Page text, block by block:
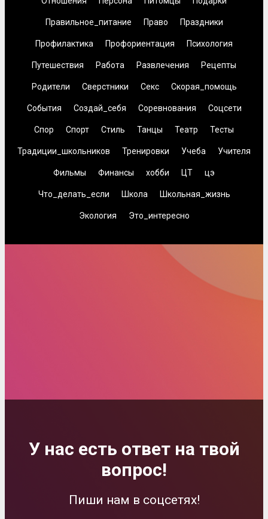
Правильное_питание Право Праздники
Профилактика Профориентация Психология
Путешествия Работа Развлечения Рецепты
Родители Сверстники Секс Скорая_помощь
События Создай_себя Соревнования Соцсети
Спор Спорт Стиль Танцы Театр Тесты
Традиции_школьников Тренировки Учеба Учителя
Фильмы Финансы хобби ЦТ цэ
Что_делать_если Школа Школьная_жизнь
Экология Это_интересно
У нас есть ответ на твой
вопрос!
Пиши нам в соцсетях!